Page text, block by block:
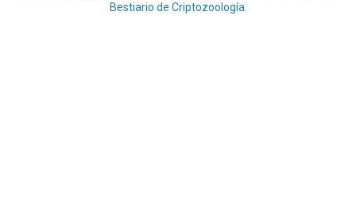
Bestiario de Criptozoología.